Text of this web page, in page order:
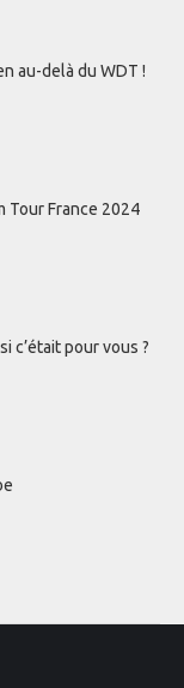
au-delà du WDT !
Tour France 2024
c’était pour vous ?